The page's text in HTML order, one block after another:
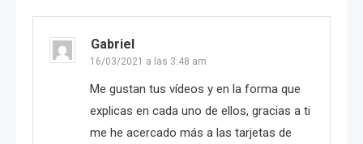
Gabriel
16/03/2021 a las 3:48 am
Me gustan tus vídeos y en la forma que
explicas en cada uno de ellos, gracias a ti
me he acercado más a las tarjetas de